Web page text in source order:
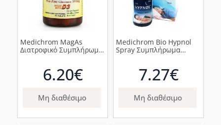
Medichrom MagAs
Διατροφικό Συμπλήρωμα
D3, 60 δισκία
6.20€
Μη διαθέσιμο
Medichrom Bio Hypnol
Spray Συμπλήρωμα
Σπρέι, 20ml7.27€
Μη διαθέσιμο